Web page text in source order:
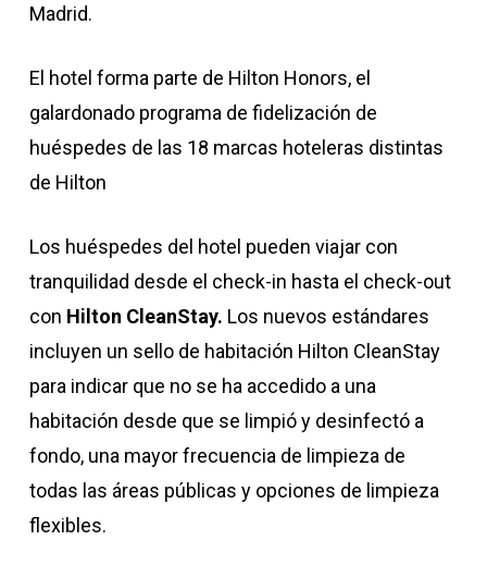
Madrid.
El hotel forma parte de Hilton Honors, el
galardonado programa de fidelización de
huéspedes de las 18 marcas hoteleras distintas
de Hilton
Los huéspedes del hotel pueden viajar con
tranquilidad desde el check-in hasta el check-out
con Hilton CleanStay. Los nuevos estándares
incluyen un sello de habitación Hilton CleanStay
para indicar que no se ha accedido a una
habitación desde que se limpió y desinfectó a
fondo, una mayor frecuencia de limpieza de
todas las áreas públicas y opciones de limpieza
flexibles.